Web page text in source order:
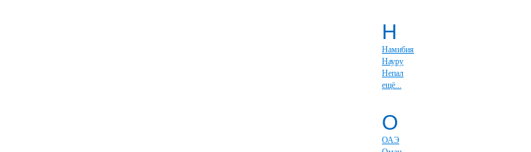
Н
Намибия
Науру
Непал
ещё...
О
ОАЭ